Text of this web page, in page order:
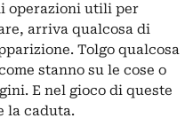
operazioni utili per
arriva qualcosa di
Tolgo qualcosa
stanno su le cose o
E nel gioco di queste
la caduta.